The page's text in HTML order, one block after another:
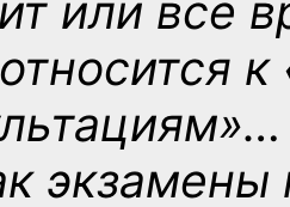
или все
…
экзамены